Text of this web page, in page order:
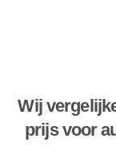
Wij
prijs voor